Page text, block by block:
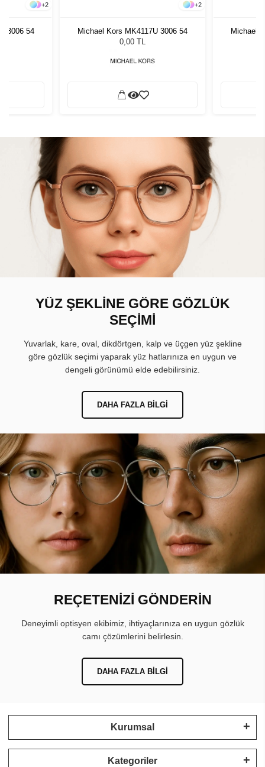
+2
3006 54
+2
Michael Kors MK4117U 3006 54
0,00 TL
Michael
YÜZ ŞEKLİNE GÖRE GÖZLÜK
SEÇİMİ
Yuvarlak, kare, oval, dikdörtgen, kalp ve üçgen yüz şekline
göre gözlük seçimi yaparak yüz hatlarınıza en uygun ve
dengeli görünümü elde edebilirsiniz.
DAHA FAZLA BILGI
REÇETENİZİ GÖNDERİN
Deneyimli optisyen ekibimiz, ihtiyaçlarınıza en uygun gözlük
camı çözümlerini belirlesin.
DAHA FAZLA BILGI
Kurumsal
Kategoriler